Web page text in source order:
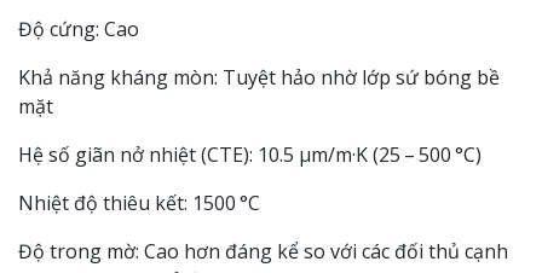
Độ cứng: Cao
Khả năng kháng mòn: Tuyệt hảo nhờ lớp sứ bóng bề
mặt
Hệ số giãn nở nhiệt (CTE): 10.5 µm/m·K (25 – 500 °C)
Nhiệt độ thiêu kết: 1500 °C
Độ trong mờ: Cao hơn đáng kể so với các đối thủ cạnh